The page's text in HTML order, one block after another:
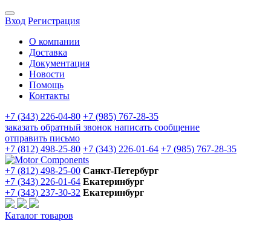
Вход Регистрация
О компании
Доставка
Документация
Новости
Помощь
Контакты
+7 (343) 226-04-80 +7 (985) 767-28-35
заказать обратный звонок написать сообщение
отправить письмо
+7 (812) 498-25-80 +7 (343) 226-01-64 +7 (985) 767-28-35
+7 (812) 498-25-00 Санкт-Петербург
+7 (343) 226-01-64 Екатеринбург
+7 (343) 237-30-32 Екатеринбург
Каталог товаров